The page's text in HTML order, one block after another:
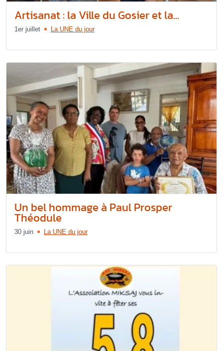
Artisanat : la Ville du Gosier et la...
1er juillet La UNE du jour
Un bel hommage à Paul Prosper
Théodule
30 juin La UNE du jour